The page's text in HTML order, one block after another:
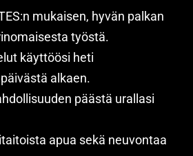
mukaisen, hyvän palkan
työstä.
käyttöösi heti
alkaen.
päästä urallasi
apua sekä neuvontaa